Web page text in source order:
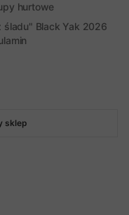
sklep
hurtowe
śladu" Black Yak 2026